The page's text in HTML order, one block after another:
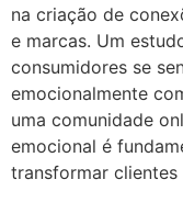
na criação de
e marcas. Um
consumidores se
emocionalmente
uma comunidade
emocional é
transformar clientes